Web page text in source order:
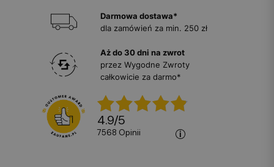
Darmowa dostawa*
dla zamówień za min. 250 zł
Aż do 30 dni na zwrot
przez Wygodne Zwroty
całkowicie za darmo*
4.9/5
7568 opinii